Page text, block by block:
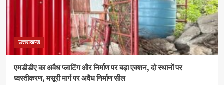
उत्तराखण्ड
एमडीडीए का अवैध प्लाटिंग और निर्माण पर बड़ा एक्शन, दो स्थानों पर
ध्वस्तीकरण, मसूरी मार्ग पर अवैध निर्माण सील